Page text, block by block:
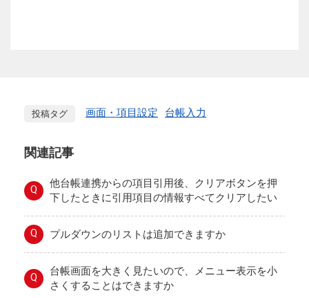
投稿タグ 画面・項目設定 台帳入力
関連記事
Q
他台帳連携からの項目引用後、クリアボタンを押
下したときに引用項目の情報すべてクリアしたい
Q プルダウンのリストは追加できますか
Q
台帳画面を大きく見たいので、メニュー表示を小
さくすることはできますか